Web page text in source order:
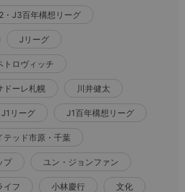
・J3百年構想リーグ
Jリーグ
トロヴィッチ
ドーレ札幌 川井健太
J1リーグ J1百年構想リーグ
テッド市原・千葉
プ ユン・ジョンファン
イフ 小林慶行 文化